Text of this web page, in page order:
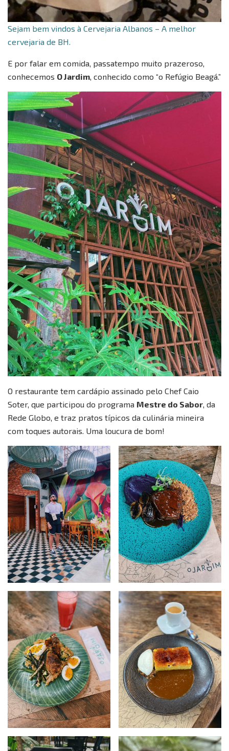
Sejam bem vindos à Cervejaria Albanos – A melhor
cervejaria de BH.
E por falar em comida, passatempo muito prazeroso,
conhecemos O Jardim , conhecido como “o Refúgio Beagá.”
O restaurante tem cardápio assinado pelo Chef Caio
Soter, que participou do programa Mestre do Sabor, da
Rede Globo, e traz pratos típicos da culinária mineira
com toques autorais. Uma loucura de bom!